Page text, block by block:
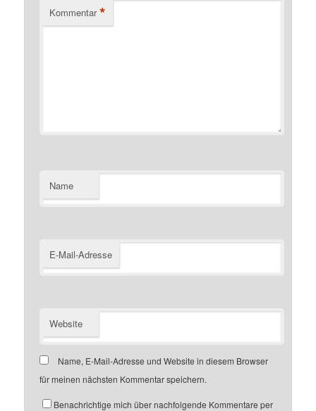
Kommentar *
Name
E-Mail-Adresse
Website
Name, E-Mail-Adresse und Website in diesem Browser
für meinen nächsten Kommentar speichern.
Benachrichtige mich über nachfolgende Kommentare per